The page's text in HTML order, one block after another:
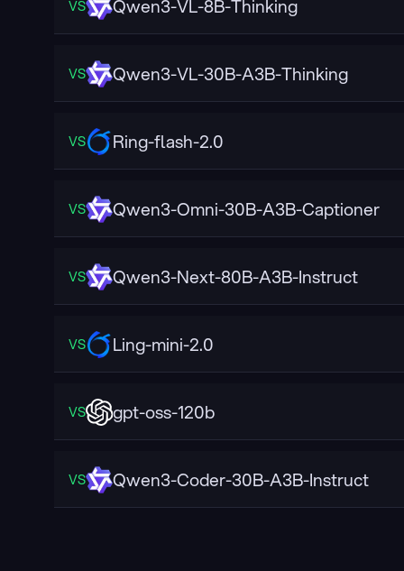
VS Qwen3-VL-8B-Thinking
VS Qwen3-VL-30B-A3B-Thinking
VS Ring-flash-2.0
VS Qwen3-Omni-30B-A3B-Captioner
VS Qwen3-Next-80B-A3B-Instruct
VS Ling-mini-2.0
VS gpt-oss-120b
VS Qwen3-Coder-30B-A3B-Instruct